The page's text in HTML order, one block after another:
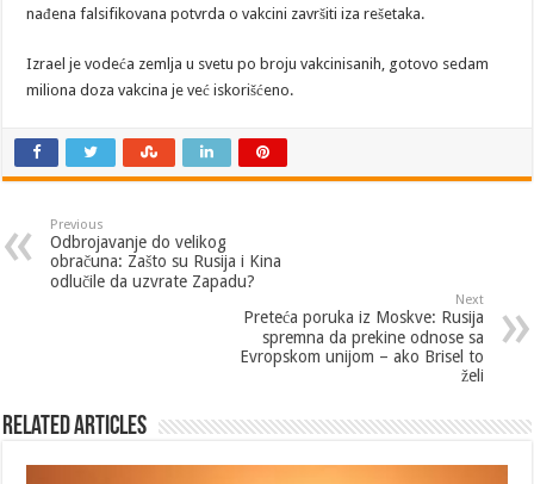
nađena falsifikovana potvrda o vakcini završiti iza rešetaka.
Izrael je vodeća zemlja u svetu po broju vakcinisanih, gotovo sedam
miliona doza vakcina je već iskorišćeno.
Previous
Odbrojavanje do velikog
obračuna: Zašto su Rusija i Kina
odlučile da uzvrate Zapadu?
Next
Preteća poruka iz Moskve: Rusija
spremna da prekine odnose sa
Evropskom unijom – ako Brisel to
želi
Related Articles